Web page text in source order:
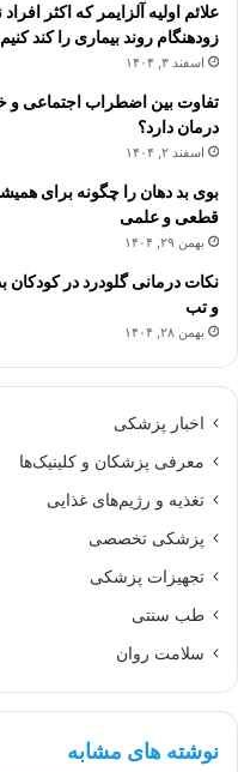
علائم اولیه آلزایمر که اکثر
زودهنگام روند بیماری را کند کنیم
اسفند ۳, ۱۴۰۴
تفاوت بین اضطراب اجتماعی و
درمان دارد؟
اسفند ۲, ۱۴۰۴
قطعی و علمی
بهمن ۲۹, ۱۴۰۴
نکات درمانی گلودرد در
و تب
بهمن ۲۸, ۱۴۰۴
اخبار پزشکی
معرفی پزشکان و کلینیک‌ها
تغذیه و رژیم‌های غذایی
پزشکی تخصصی
تجهیزات پزشکی
طب سنتی
سلامت روان
نوشته های مشابه